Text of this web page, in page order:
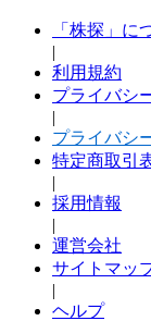
「株探」に
|
利用規約
プライバシ
|
プライバシ
特定商取引
|
採用情報
|
運営会社
サイトマッ
|
ヘルプ